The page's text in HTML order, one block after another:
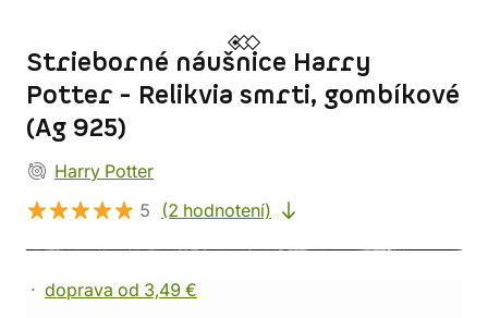
Strieborné náušnice Harry
Potter - Relikvia smrti, gombíkové
(Ag 925)
Harry Potter
5
(2 hodnotení)
doprava od 3,49 €